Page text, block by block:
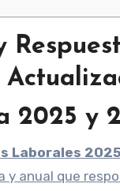
2025 y
Laborales 2025
y anual que